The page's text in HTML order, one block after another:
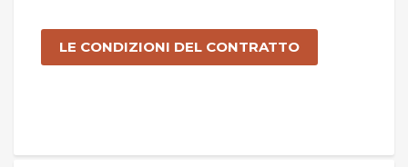
LE CONDIZIONI DEL CONTRATTO